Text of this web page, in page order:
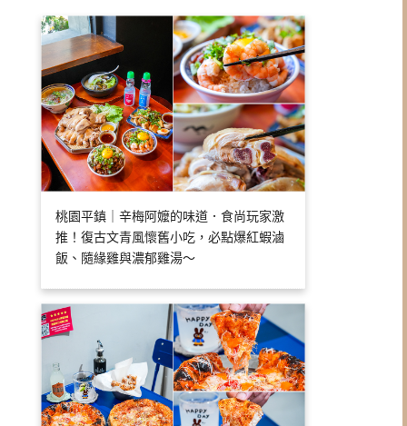
桃園平鎮｜辛梅阿嬤的味道．食尚玩家激
推！復古文青風懷舊小吃，必點爆紅蝦滷
飯、隨緣雞與濃郁雞湯～